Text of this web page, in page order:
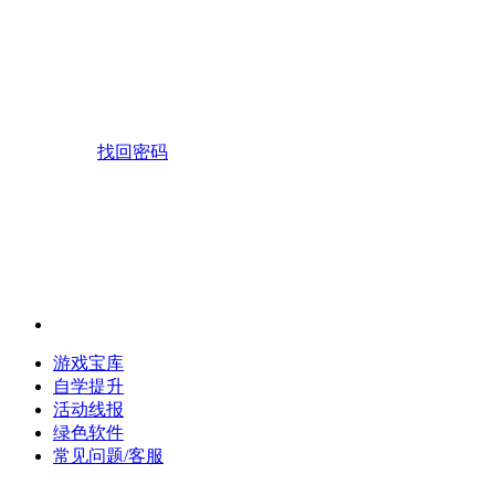
找回密码
游戏宝库
自学提升
活动线报
绿色软件
常见问题/客服